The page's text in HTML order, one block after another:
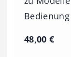
48,00€